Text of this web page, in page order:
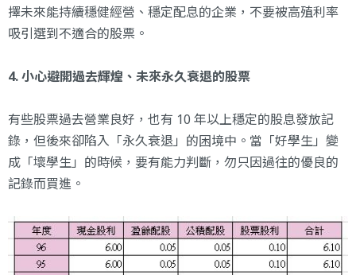
擇未來能持續穩健經營、穩定配息的企業，不要被高殖利率
吸引選到不適合的股票。
4. 小心避開過去輝煌、未來永久衰退的股票
有些股票過去營業良好，也有 10 年以上穩定的股息發放記
錄，但後來卻陷入「永久衰退」的困境中。當「好學生」變
成「壞學生」的時候，要有能力判斷，勿只因過往的優良的
記錄而買進。